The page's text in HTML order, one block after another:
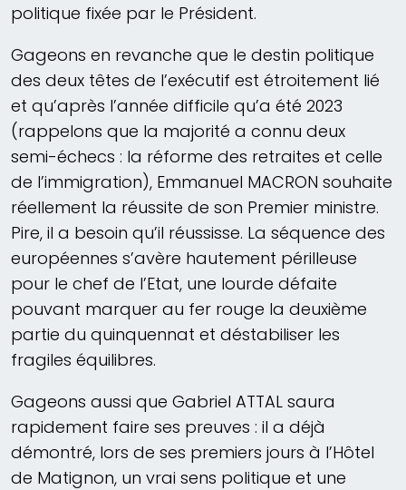
politique fixée par le Président.
Gageons en revanche que le destin politique
des deux têtes de l’exécutif est étroitement lié
et qu’après l’année difficile qu’a été 2023
(rappelons que la majorité a connu deux
semi-échecs : la réforme des retraites et celle
de l’immigration), Emmanuel MACRON souhaite
réellement la réussite de son Premier ministre.
Pire, il a besoin qu’il réussisse. La séquence des
européennes s’avère hautement périlleuse
pour le chef de l’Etat, une lourde défaite
pouvant marquer au fer rouge la deuxième
partie du quinquennat et déstabiliser les
fragiles équilibres.
Gageons aussi que Gabriel ATTAL saura
rapidement faire ses preuves : il a déjà
démontré, lors de ses premiers jours à l’Hôtel
de Matignon, un vrai sens politique et une